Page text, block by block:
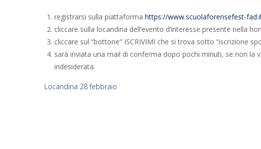
registrarsi sulla piattaforma https://www.scuolaforensefest-
cliccare sulla locandina dell’evento d’interesse presente nella
cliccare sul “bottone” ISCRIVIMI che si trova sotto “iscrizione
sarà inviata una mail di conferma dopo pochi minuti, se non la
indesiderata.
Locandina 28 febbraio